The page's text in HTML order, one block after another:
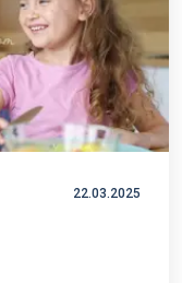
22.03.2025